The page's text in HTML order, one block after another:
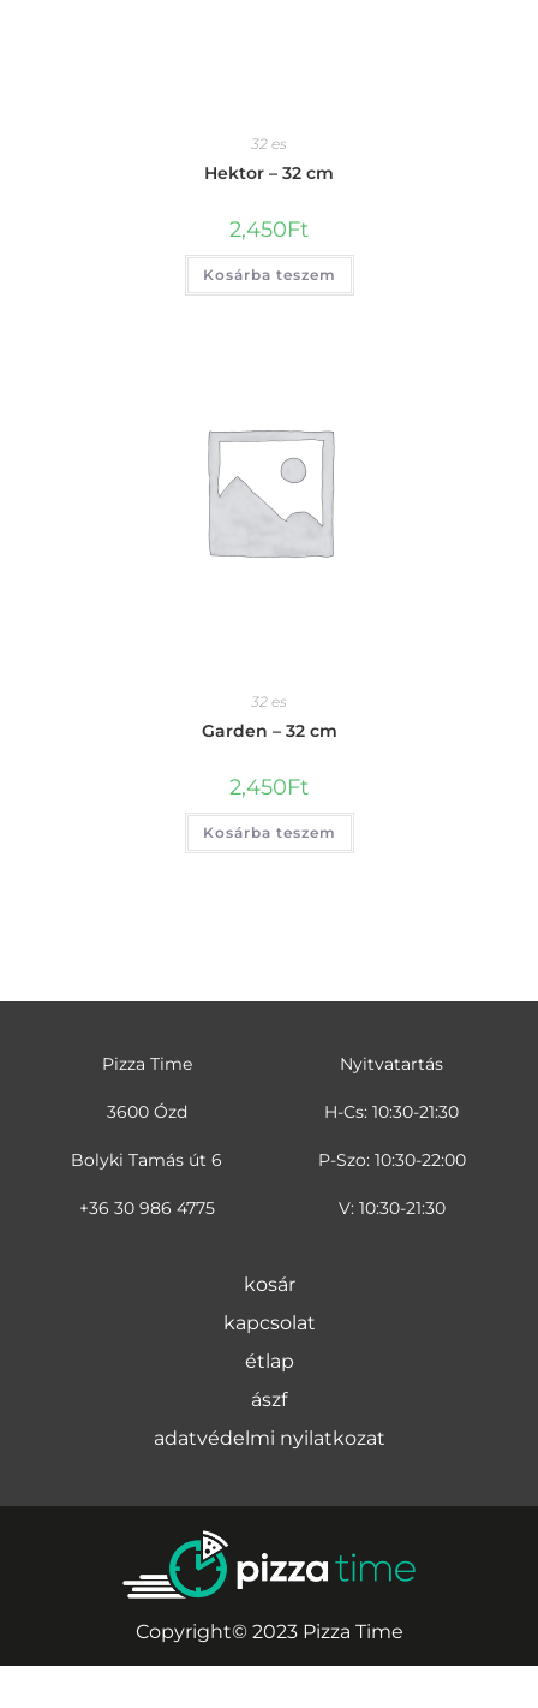
32 es
Hektor – 32 cm
2,450Ft
Kosárba teszem
32 es
Garden – 32 cm
2,450Ft
Kosárba teszem
Pizza Time
3600 Ózd
Bolyki Tamás út 6
+36 30 986 4775
Nyitvatartás
H-Cs: 10:30-21:30
P-Szo: 10:30-22:00
V: 10:30-21:30
kosár
kapcsolat
étlap
ászf
adatvédelmi nyilatkozat
Copyright© 2023 Pizza Time